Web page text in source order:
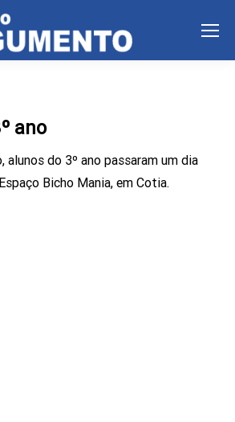
ano
alunos do 3º ano passaram um dia
Bicho Mania, em Cotia.